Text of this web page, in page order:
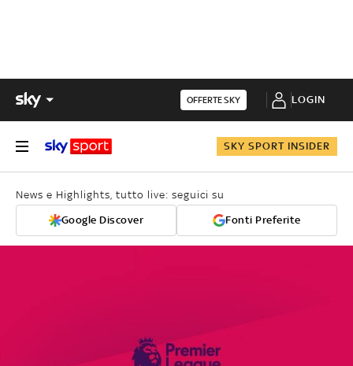
OFFERTE SKY LOGIN
SKY SPORT INSIDER
News e Highlights, tutto live: seguici su
Google Discover Fonti Preferite